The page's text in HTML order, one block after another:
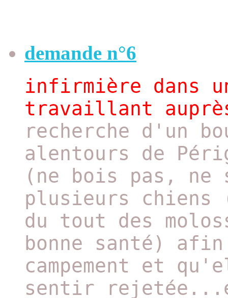
demande n°6
infirmière dans
travaillant
recherche d'un
alentours de
(ne bois pas, ne
plusieurs chiens
du tout des
bonne santé)
campement et
sentir